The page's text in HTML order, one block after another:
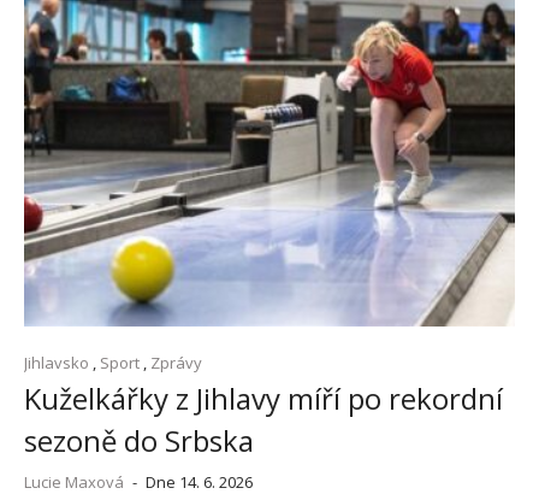
Jihlavsko Sport Zprávy
Kuželkářky z Jihlavy míří po rekordní
sezoně do Srbska
Lucie Maxová - Dne 14. 6. 2026